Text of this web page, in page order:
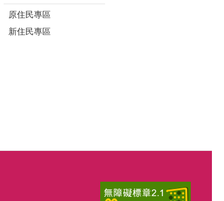
原住民專區
新住民專區